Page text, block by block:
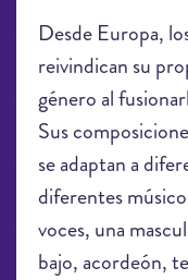
Desde Europa,
reivindican su
género al
Sus
se adaptan a
diferentes
voces, una
bajo, acordeón,